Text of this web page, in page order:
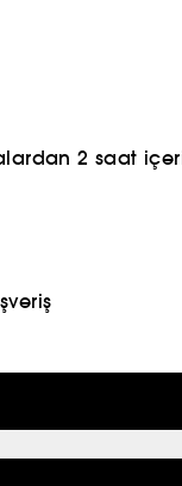
2 saat